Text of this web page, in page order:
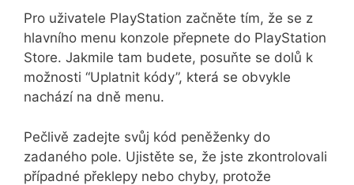
Pro uživatele PlayStation začněte tím, že se z
hlavního menu konzole přepnete do PlayStation
Store. Jakmile tam budete, posuňte se dolů k
možnosti “Uplatnit kódy”, která se obvykle
nachází na dně menu.
Pečlivě zadejte svůj kód peněženky do
zadaného pole. Ujistěte se, že jste zkontrolovali
případné překlepy nebo chyby, protože